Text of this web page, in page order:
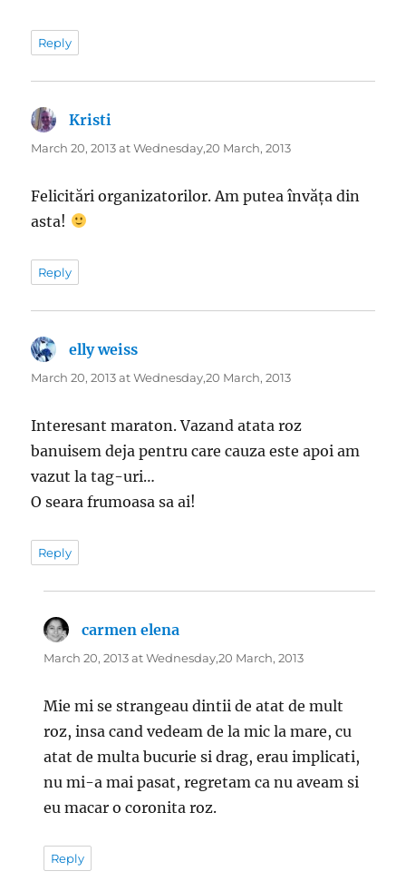
Reply
Kristi
March 20, 2013 at Wednesday,20 March, 2013
Felicitări organizatorilor. Am putea învăța din
asta!
Reply
elly weiss
March 20, 2013 at Wednesday,20 March, 2013
Interesant maraton. Vazand atata roz
banuisem deja pentru care cauza este apoi am
vazut la tag-uri…
O seara frumoasa sa ai!
Reply
carmen elena
March 20, 2013 at Wednesday,20 March, 2013
Mie mi se strangeau dintii de atat de mult
roz, insa cand vedeam de la mic la mare, cu
atat de multa bucurie si drag, erau implicati,
nu mi-a mai pasat, regretam ca nu aveam si
eu macar o coronita roz.
Reply